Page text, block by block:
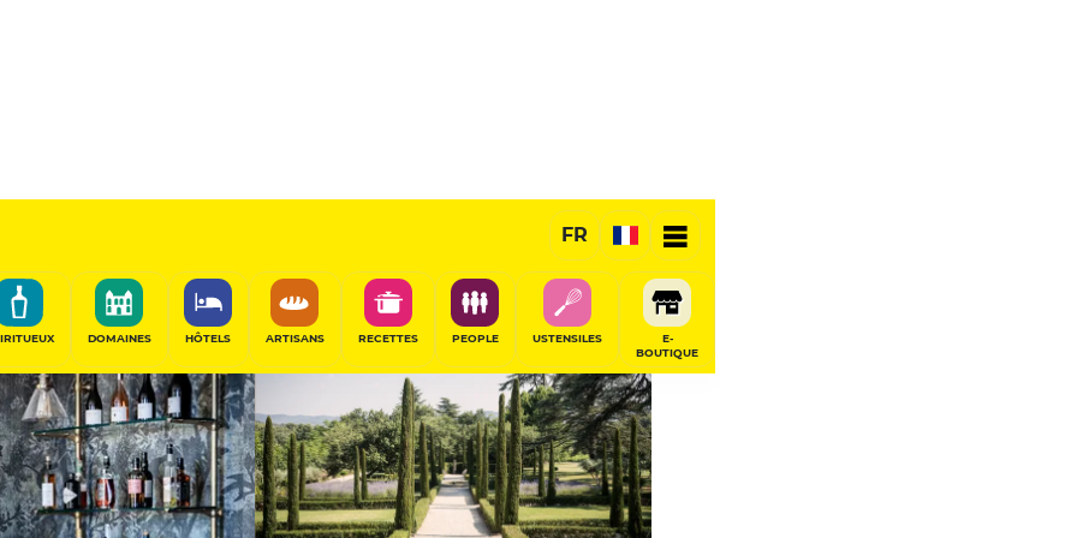
FR
DOMAINES HÔTELS ARTISANS RECETTES PEOPLE USTENSILES
E-
BOUTIQUE
Hôtel de Prestige